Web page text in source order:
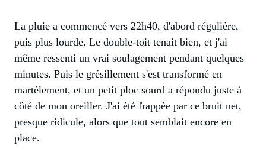
La pluie a commencé vers 22h40, d'abord régulière,
puis plus lourde. Le double-toit tenait bien, et j'ai
même ressenti un vrai soulagement pendant quelques
minutes. Puis le grésillement s'est transformé en
martèlement, et un petit ploc sourd a répondu juste à
côté de mon oreiller. J'ai été frappée par ce bruit net,
presque ridicule, alors que tout semblait encore en
place.